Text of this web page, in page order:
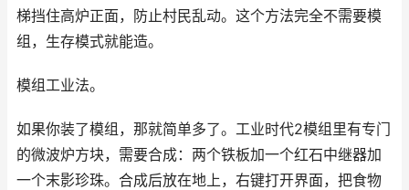
梯挡住高炉正面，防止村民乱动。这个方法完全不需要模
组，生存模式就能造。
模组工业法。
如果你装了模组，那就简单多了。工业时代2模组里有专门
的微波炉方块，需要合成：两个铁板加一个红石中继器加
一个末影珍珠。合成后放在地上，右键打开界面，把食物